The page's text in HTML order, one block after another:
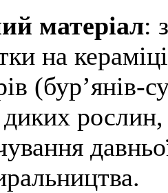
матеріал:
на
(бур’янів-
диких